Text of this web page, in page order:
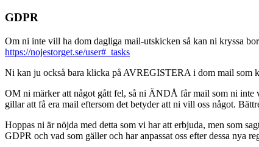
GDPR
Om ni inte vill ha dom dagliga mail-utskicken så kan ni kryssa
https://nojestorget.se/user#_tasks
Ni kan ju också bara klicka på AVREGISTERA i dom mail som
OM ni märker att något gått fel, så ni ÄNDÅ får mail som ni
gillar att få era mail eftersom det betyder att ni vill oss något.
Hoppas ni är nöjda med detta som vi har att erbjuda, men som
GDPR och vad som gäller och har anpassat oss efter dessa nya